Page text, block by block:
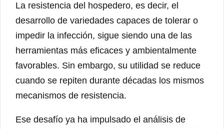
La resistencia del hospedero, es decir, el
desarrollo de variedades capaces de tolerar o
impedir la infección, sigue siendo una de las
herramientas más eficaces y ambientalmente
favorables. Sin embargo, su utilidad se reduce
cuando se repiten durante décadas los mismos
mecanismos de resistencia.
Ese desafío ya ha impulsado el análisis de